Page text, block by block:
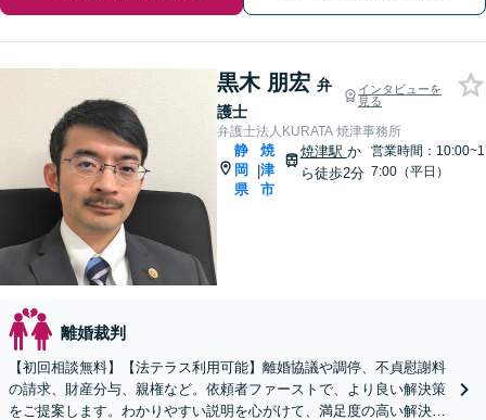
黒木 朋宏 弁
護士
インタビューを
見る
弁護士法人KURATA 焼津事務所
静
岡
県
|
焼
津
市
焼津駅 か
ら徒歩2分
営業時間：10:00~1
7:00（平日）
離婚裁判
【初回相談無料】【法テラス利用可能】離婚協議や調停、不貞慰謝料
の請求、財産分与、親権など。依頼者ファーストで、より良い解決策
をご提案します。わかりやすい説明を心がけて、満足度の高い解決を